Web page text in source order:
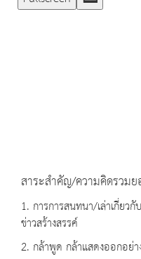
สาระสำคัญ/ความคิดรวม
1. การการสนทนา/เล่าเกี่ยว
ข่าวสร้างสรรค์
2. กล้าพูด กล้าแสดงออกอย่า